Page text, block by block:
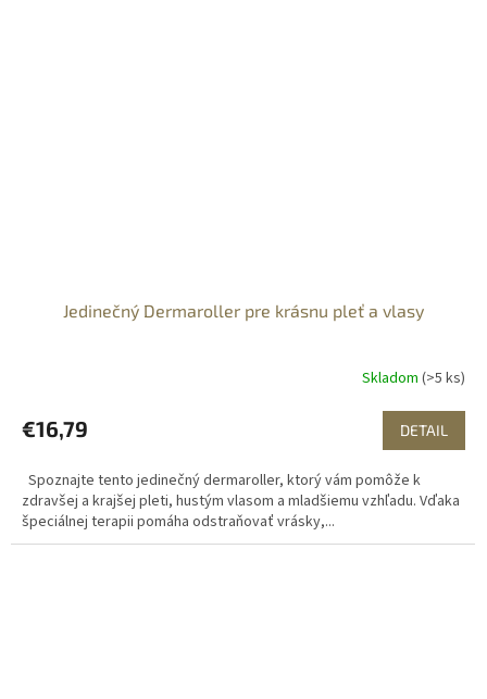
Jedinečný Dermaroller pre krásnu pleť a vlasy
Skladom (>5 ks)
€16,79 DETAIL
Spoznajte tento jedinečný dermaroller, ktorý vám pomôže k
zdravšej a krajšej pleti, hustým vlasom a mladšiemu vzhľadu. Vďaka
špeciálnej terapii pomáha odstraňovať vrásky,...